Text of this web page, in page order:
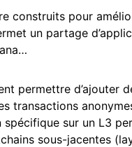
construits pour
un partage
permettre d’ajouter
transactions
spécifique sur un L3
sous-jacentes